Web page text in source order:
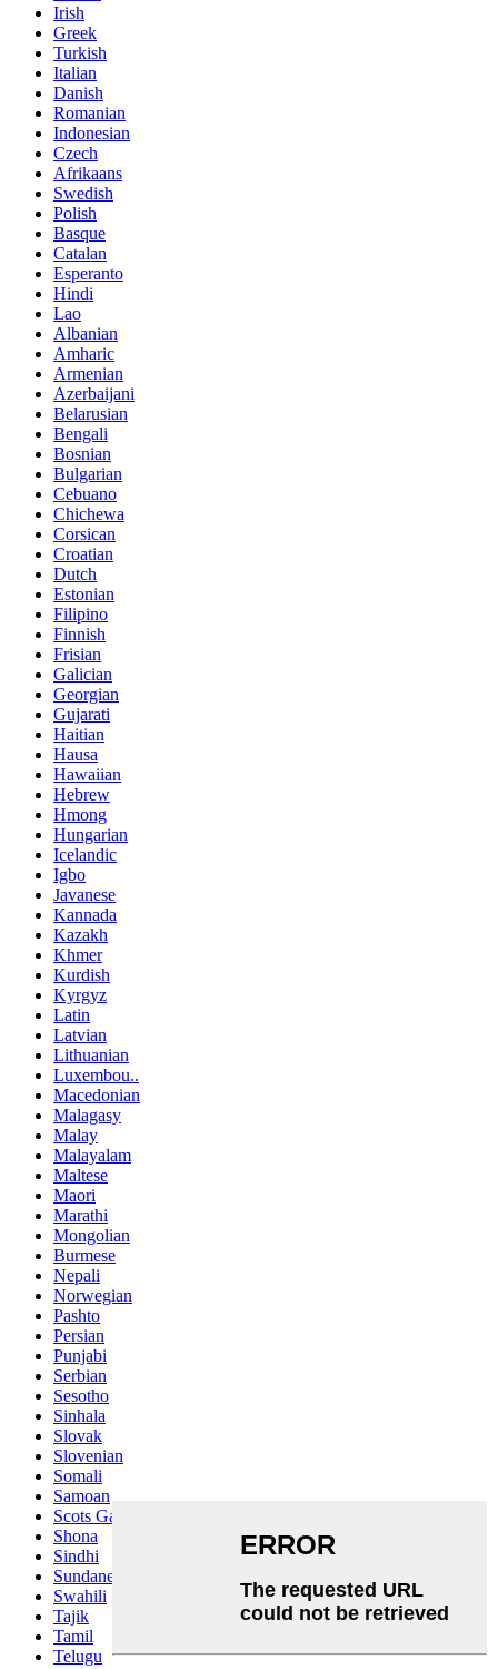
Irish
Greek
Turkish
Italian
Danish
Romanian
Indonesian
Czech
Afrikaans
Swedish
Polish
Basque
Catalan
Esperanto
Hindi
Lao
Albanian
Amharic
Armenian
Azerbaijani
Belarusian
Bengali
Bosnian
Bulgarian
Cebuano
Chichewa
Corsican
Croatian
Dutch
Estonian
Filipino
Finnish
Frisian
Galician
Georgian
Gujarati
Haitian
Hausa
Hawaiian
Hebrew
Hmong
Hungarian
Icelandic
Igbo
Javanese
Kannada
Kazakh
Khmer
Kurdish
Kyrgyz
Latin
Latvian
Lithuanian
Luxembou..
Macedonian
Malagasy
Malay
Malayalam
Maltese
Maori
Marathi
Mongolian
Burmese
Nepali
Norwegian
Pashto
Persian
Punjabi
Serbian
Sesotho
Sinhala
Slovak
Slovenian
Somali
Samoan
Scots Gaelic
Shona
Sindhi
Sundanese
Swahili
Tajik
Tamil
Telugu